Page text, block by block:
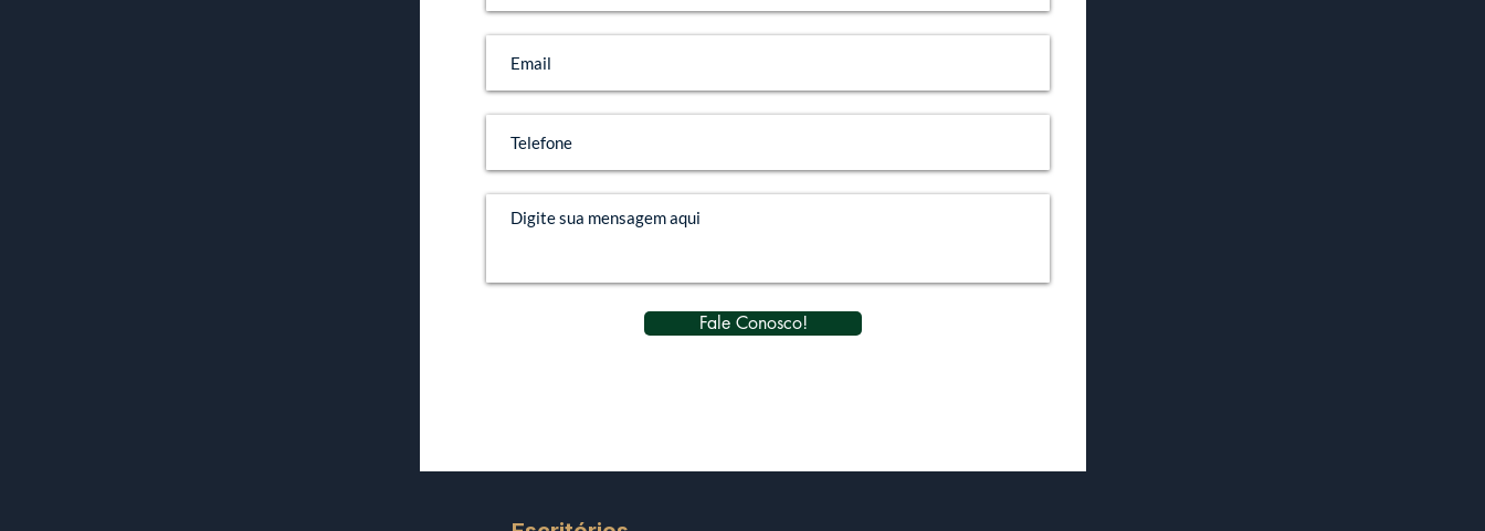
Fale Conosco!